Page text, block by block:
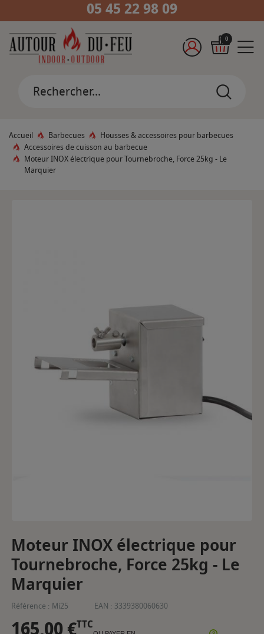
05 45 22 98 09
0
Accueil Barbecues
Housses & accessoires pour barbecues
Accessoires de cuisson au barbecue
Moteur INOX électrique pour Tournebroche, Force 25kg - Le
Marquier
Moteur INOX électrique pour
Tournebroche, Force 25kg - Le
Marquier
Référence : Mi25 EAN : 3339380060630
TTC